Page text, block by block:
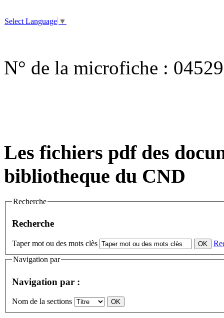
Select Language ▼
N° de la microfiche :
Les fichiers pdf des
bibliotheque du CND
Recherche
Recherche
Taper mot ou des mots clès
Navigation par
Navigation par :
Nom de la sections